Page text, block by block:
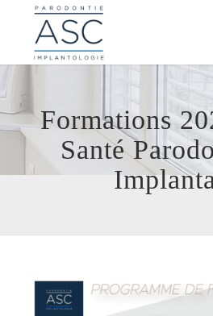
Formations
Santé